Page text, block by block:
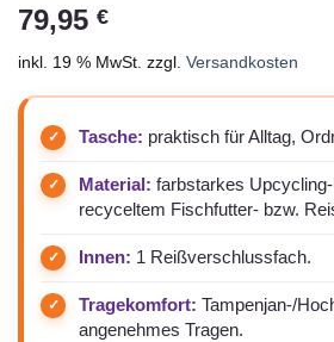
79,95 €
inkl. 19 % MwSt. zzgl. Versandkosten
Tasche: praktisch für Alltag,
Material: farbstarkes
recyceltem Fischfutter- bzw.
Innen: 1 Reißverschlussfach.
Tragekomfort: Tampenjan-/
angenehmes Tragen.